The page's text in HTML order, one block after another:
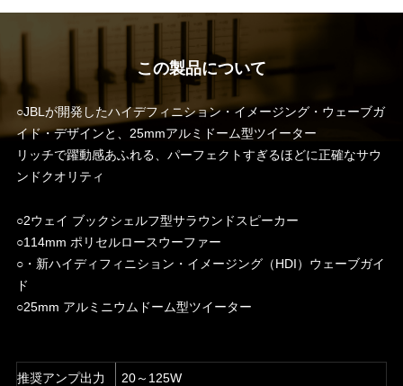
この製品について
○JBLが開発したハイデフィニション・イメージング・ウェーブガ
イド・デザインと、25mmアルミドーム型ツイーター
リッチで躍動感あふれる、パーフェクトすぎるほどに正確なサウ
ンドクオリティ
○2ウェイ ブックシェルフ型サラウンドスピーカー
○114mm ポリセルロースウーファー
○・新ハイディフィニション・イメージング（HDI）ウェーブガイ
ド
○25mm アルミニウムドーム型ツイーター
推奨アンプ出力 20～125W